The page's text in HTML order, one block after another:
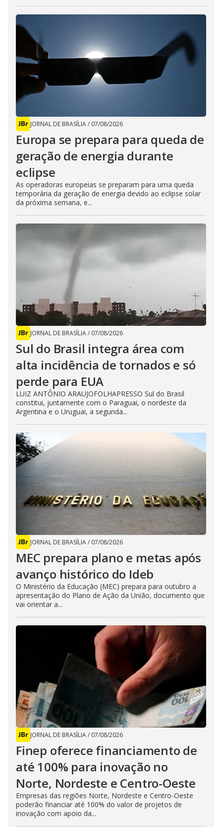
JORNAL DE BRASÍLIA/ 07/08/2026
Europa se prepara para queda de
geração de energia durante
eclipse
As operadoras europeias se preparam para uma queda
temporária da geração de energia devido ao eclipse solar
da próxima semana, e...
JORNAL DE BRASÍLIA/ 07/08/2026
Sul do Brasil integra área com
alta incidência de tornados e só
perde para EUA
LUIZ ANTÔNIO ARAUJOFOLHAPRESSO Sul do Brasil
constitui, juntamente com o Paraguai, o nordeste da
Argentina e o Uruguai, a segunda...
JORNAL DE BRASÍLIA/ 07/08/2026
MEC prepara plano e metas após
avanço histórico do Ideb
O Ministério da Educação (MEC) prepara para outubro a
apresentação do Plano de Ação da União, documento que
vai orientar a...
JORNAL DE BRASÍLIA/ 07/08/2026
Finep oferece financiamento de
até 100% para inovação no
Norte, Nordeste e Centro-Oeste
Empresas das regiões Norte, Nordeste e Centro-Oeste
poderão financiar até 100% do valor de projetos de
inovação com apoio da...